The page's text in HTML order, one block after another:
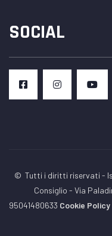
SOCIAL
© Tutti i diritti riservati -
Consiglio - Via
95041480633 Cookie Policy